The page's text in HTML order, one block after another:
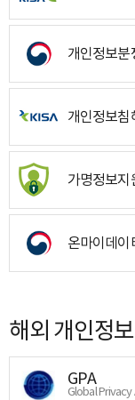
개인정보분
개인정보침
가명정보지
온마이데이
해외 개인정
GPA
Global